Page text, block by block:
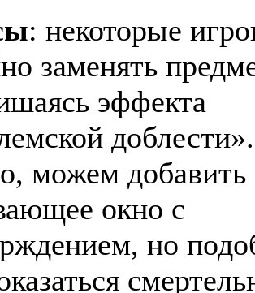
: некоторые
заменять
эффекта
можем добавить
окно с
но